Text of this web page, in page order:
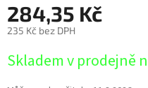
284,35 Kč
235 Kč bez DPH
cena:
Skladem v prodejně